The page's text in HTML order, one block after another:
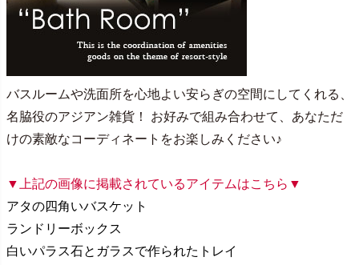
バスルームや洗面所を心地よい安らぎの空間にしてくれる、
名脇役のアジアン雑貨！ お好みで組み合わせて、あなただ
けの素敵なコーディネートをお楽しみください♪
▼上記の画像に掲載されているアイテムはこちら▼
アタの四角いバスケット
ランドリーボックス
白いパラス石とガラスで作られたトレイ